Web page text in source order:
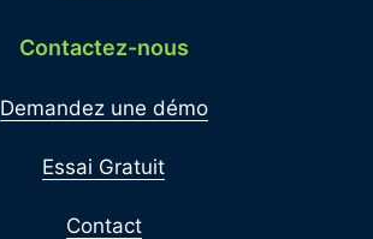
Contactez-nous
Demandez une démo
Essai Gratuit
Contact